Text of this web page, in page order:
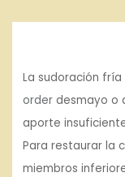
La sudoración
orderdesmayo o
aporte
Para restaurar la
miembros